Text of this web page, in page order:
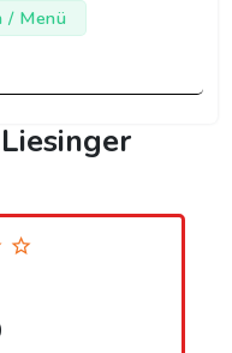
/ Menü